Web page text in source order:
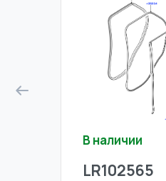
В наличии
LR102565